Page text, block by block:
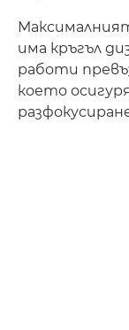
има кръгъл
работи
което